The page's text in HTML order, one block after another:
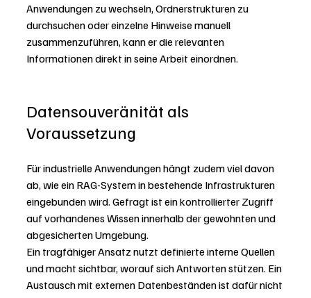
Anwendungen zu wechseln, Ordnerstrukturen zu
durchsuchen oder einzelne Hinweise manuell
zusammenzuführen, kann er die relevanten
Informationen direkt in seine Arbeit einordnen.
Datensouveränität als
Voraussetzung
Für industrielle Anwendungen hängt zudem viel davon
ab, wie ein RAG-System in bestehende Infrastrukturen
eingebunden wird. Gefragt ist ein kontrollierter Zugriff
auf vorhandenes Wissen innerhalb der gewohnten und
abgesicherten Umgebung.
Ein tragfähiger Ansatz nutzt definierte interne Quellen
und macht sichtbar, worauf sich Antworten stützen. Ein
Austausch mit externen Datenbeständen ist dafür nicht